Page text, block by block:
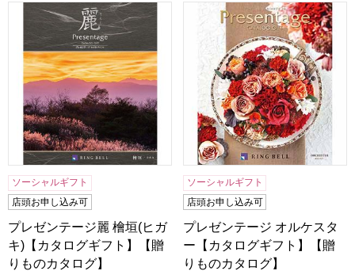
プレゼンテージ麗 檜垣(ヒガキ)【カタログギフト】【贈りも
ソーシャルギフト
店頭お申し込み可
プレゼンテージ麗 檜垣(ヒガ
キ)【カタログギフト】【贈
りものカタログ】
プレゼンテージ オルケスタ
ソーシャルギフト
店頭お申し込み可
プレゼンテージ オルケスタ
ー【カタログギフト】【贈
りものカタログ】